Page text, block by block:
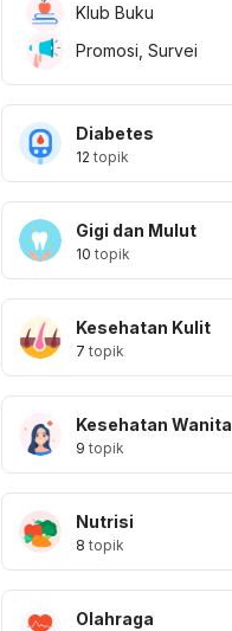
Klub Buku
Promosi, Survei
Diabetes
12 topik
Gigi dan Mulut
10 topik
Kesehatan Kulit
7 topik
Kesehatan Wanita
9 topik
Nutrisi
8 topik
Olahraga